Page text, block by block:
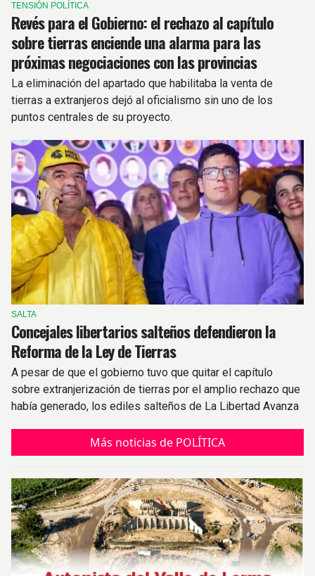
TENSIÓN POLÍTICA
Revés para el Gobierno: el rechazo al capítulo
sobre tierras enciende una alarma para las
próximas negociaciones con las provincias
La eliminación del apartado que habilitaba la venta de
tierras a extranjeros dejó al oficialismo sin uno de los
puntos centrales de su proyecto.
SALTA
Concejales libertarios salteños defendieron la
Reforma de la Ley de Tierras
A pesar de que el gobierno tuvo que quitar el capítulo
sobre extranjerización de tierras por el amplio rechazo que
había generado, los ediles salteños de La Libertad Avanza
Más noticias de POLÍTICA